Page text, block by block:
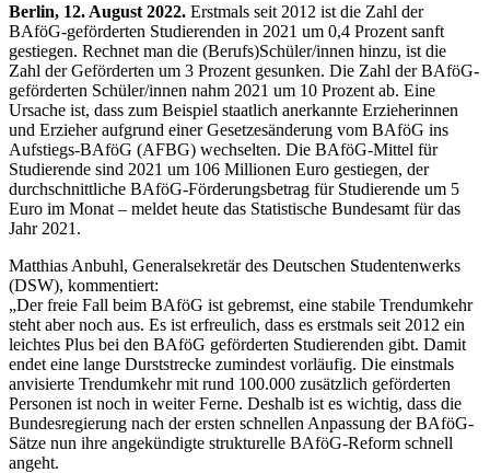
Berlin, 12. August 2022. Erstmals seit 2012 ist die Zahl der
BAföG-geförderten Studierenden in 2021 um 0,4 Prozent sanft
gestiegen. Rechnet man die (Berufs)Schüler/innen hinzu, ist die
Zahl der Geförderten um 3 Prozent gesunken. Die Zahl der BAföG-
geförderten Schüler/innen nahm 2021 um 10 Prozent ab. Eine
Ursache ist, dass zum Beispiel staatlich anerkannte Erzieherinnen
und Erzieher aufgrund einer Gesetzesänderung vom BAföG ins
Aufstiegs-BAföG (AFBG) wechselten. Die BAföG-Mittel für
Studierende sind 2021 um 106 Millionen Euro gestiegen, der
durchschnittliche BAföG-Förderungsbetrag für Studierende um 5
Euro im Monat – meldet heute das Statistische Bundesamt für das
Jahr 2021.
Matthias Anbuhl, Generalsekretär des Deutschen Studentenwerks
(DSW), kommentiert:
„Der freie Fall beim BAföG ist gebremst, eine stabile Trendumkehr
steht aber noch aus. Es ist erfreulich, dass es erstmals seit 2012 ein
leichtes Plus bei den BAföG geförderten Studierenden gibt. Damit
endet eine lange Durststrecke zumindest vorläufig. Die einstmals
anvisierte Trendumkehr mit rund 100.000 zusätzlich geförderten
Personen ist noch in weiter Ferne. Deshalb ist es wichtig, dass die
Bundesregierung nach der ersten schnellen Anpassung der BAföG-
Sätze nun ihre angekündigte strukturelle BAföG-Reform schnell
angeht.